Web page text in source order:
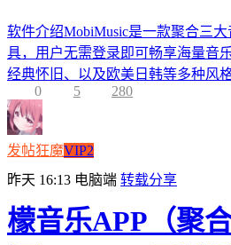
软件介绍MobiMusic是一款聚合三
具，用户无需登录即可畅享海量音
经典怀旧、以及欧美日韩等多种风
0
5 280
发帖狂魔VIP2
昨天 16:13 电脑端 转载分享
檬音乐APP（聚